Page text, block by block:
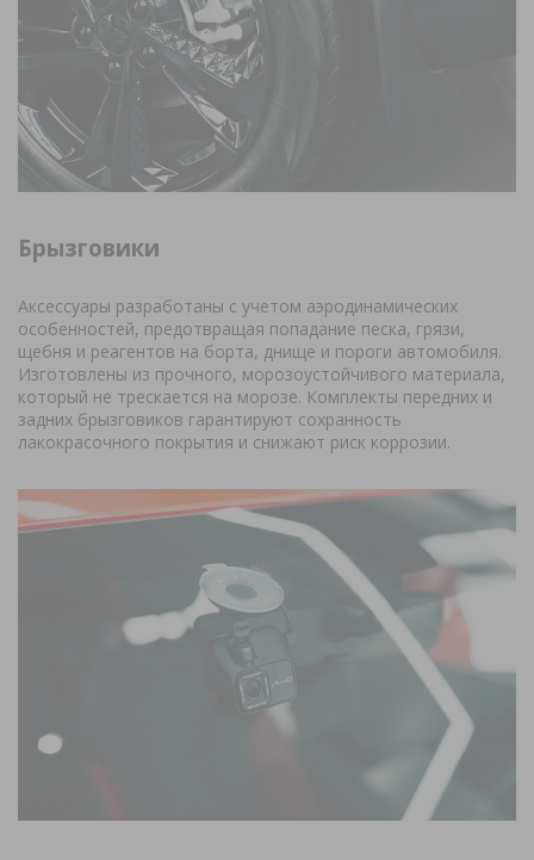
Брызговики
Аксессуары разработаны с учетом аэродинамических
особенностей, предотвращая попадание песка, грязи,
щебня и реагентов на борта, днище и пороги автомобиля.
Изготовлены из прочного, морозоустойчивого материала,
который не трескается на морозе. Комплекты передних и
задних брызговиков гарантируют сохранность
лакокрасочного покрытия и снижают риск коррозии.